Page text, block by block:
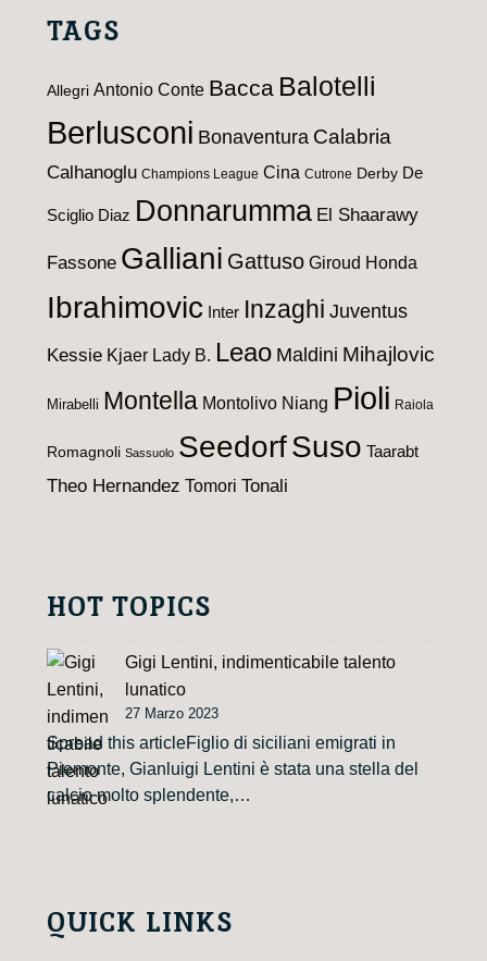
TAGS
Allegri Antonio Conte Bacca Balotelli
Berlusconi Bonaventura Calabria
Calhanoglu Champions League Cina Cutrone Derby De
Sciglio Diaz Donnarumma El Shaarawy
Fassone Galliani Gattuso Giroud Honda
Ibrahimovic Inter Inzaghi Juventus
Kessie Kjaer Lady B. Leao Maldini Mihajlovic
Mirabelli Montella Montolivo Niang Pioli Raiola
Romagnoli Sassuolo SeedorfSuso Taarabt
Theo Hernandez Tomori Tonali
HOT TOPICS
Gigi Lentini, indimenticabile talento
lunatico
27 Marzo 2023
Spread this articleFiglio di siciliani emigrati in
Piemonte, Gianluigi Lentini è stata una stella del
calcio molto splendente,…
QUICK LINKS